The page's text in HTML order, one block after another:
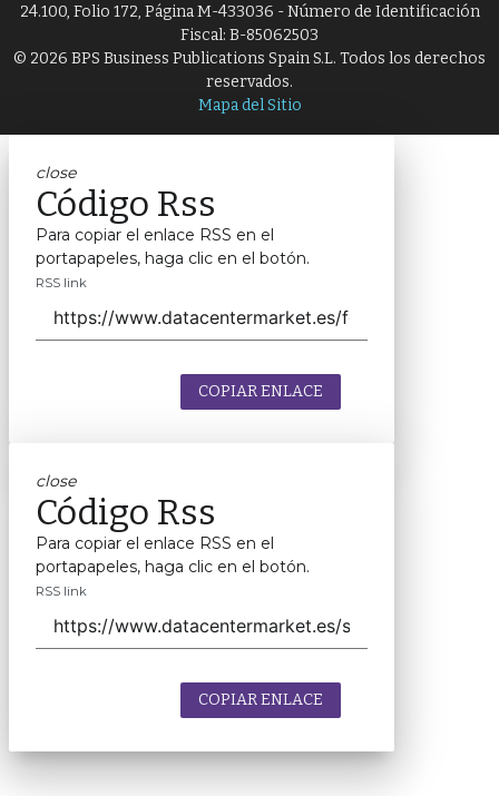
24.100, Folio 172, Página M-433036 - Número de Identificación
Fiscal: B-85062503
© 2026 BPS Business Publications Spain S.L. Todos los derechos
reservados.
Mapa del Sitio
close
Código Rss
Para copiar el enlace RSS en el
portapapeles, haga clic en el botón.
RSS link
COPIAR ENLACE
close
Código Rss
Para copiar el enlace RSS en el
portapapeles, haga clic en el botón.
RSS link
COPIAR ENLACE